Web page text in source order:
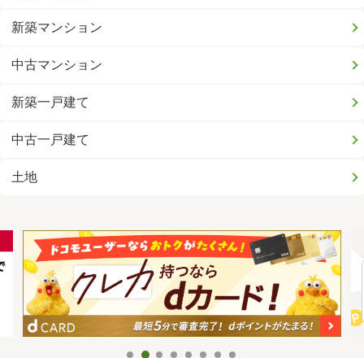
新築マンション
中古マンション
新築一戸建て
中古一戸建て
土地